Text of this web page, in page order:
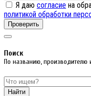
Я даю согласие на
политикой обработки
Проверить
Поиск
По названию,
Найти